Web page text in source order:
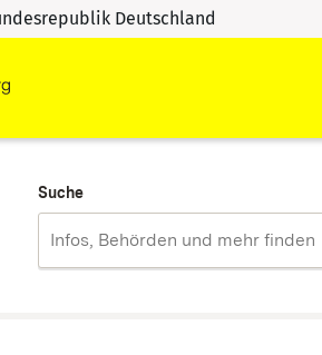
Deutschland
Suche